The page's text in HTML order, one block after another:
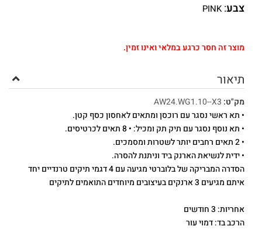
צבע:
PINK
מוצר זה חסר כרגע במלאי ואינו זמין.
תיאור
מק"ט: AW24.WG1.10--X3
• תא ראשי נסגר עם רוכסן ומתאים לאחסון כסף קטן.
• תא נוסף נסגר עם תיק תק ומכיל: • 8 תאים לכרטיסים.
• 2 תאים רחבים יותר לשטרות ומסמכים.
• ידית לנשיאת הארנק ביד וניתנת להסרה.
הסדרה המבריקה של בלוברטי מגיעה עם 4 דגמי תיקים טרנדיים יחד
איתם מגיעים 3 ארנקים בעיצובים מיוחדים התואמים לתיקים
אחריות: 3 חודשים
הרכב בד: דמוי עור